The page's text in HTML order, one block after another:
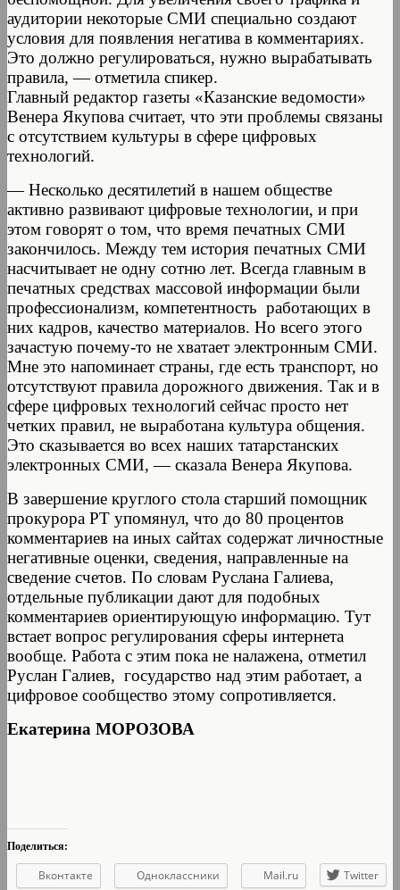
аудитории некоторые СМИ специально создают
условия для появления негатива в комментариях.
Это должно регулироваться, нужно вырабатывать
правила, — отметила спикер.
Главный редактор газеты «Казанские ведомости»
Венера Якупова считает, что эти проблемы связаны
с отсутствием культуры в сфере цифровых
технологий.
— Несколько десятилетий в нашем обществе
активно развивают цифровые технологии, и при
этом говорят о том, что время печатных СМИ
закончилось. Между тем история печатных СМИ
насчитывает не одну сотню лет. Всегда главным в
печатных средствах массовой информации были
профессионализм, компетентность работающих в
них кадров, качество материалов. Но всего этого
зачастую почему-то не хватает электронным СМИ.
Мне это напоминает страны, где есть транспорт, но
отсутствуют правила дорожного движения. Так и в
сфере цифровых технологий сейчас просто нет
четких правил, не выработана культура общения.
Это сказывается во всех наших татарстанских
электронных СМИ, — сказала Венера Якупова.
В завершение круглого стола старший помощник
прокурора РТ упомянул, что до 80 процентов
комментариев на иных сайтах содержат личностные
негативные оценки, сведения, направленные на
сведение счетов. По словам Руслана Галиева,
отдельные публикации дают для подобных
комментариев ориентирующую информацию. Тут
встает вопрос регулирования сферы интернета
вообще. Работа с этим пока не налажена, отметил
Руслан Галиев, государство над этим работает, а
цифровое сообщество этому сопротивляется.
Екатерина МОРОЗОВА
Поделиться:
Вконтакте Одноклассники Mail.ru
Twitter